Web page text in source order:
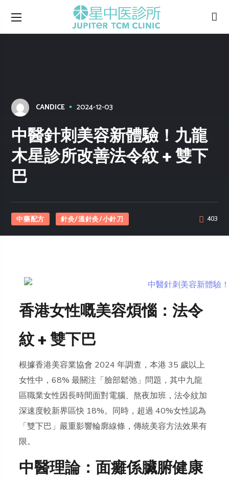
CANDICE 2024-12-03
中醫針刺美容新體驗！九龍
木星診所改善法令紋 + 雙下
巴
中藥配方 針灸/溫針灸/小針刀 403
香港女性嘅美容煩惱：法令
紋 + 雙下巴
根據香港美容業協會 2024 年調查，本港 35 歲以上
女性中，68% 最關注「臉部鬆弛」問題，其中九龍
區職業女性因長時間面對電腦、熬夜加班，法令紋加
深速度較新界區快 18%。同時，超過 40%女性認為
「雙下巴」嚴重影響輪廓線條，傳統美容方法效果有
限。
中醫理論：面癱係臟腑健康